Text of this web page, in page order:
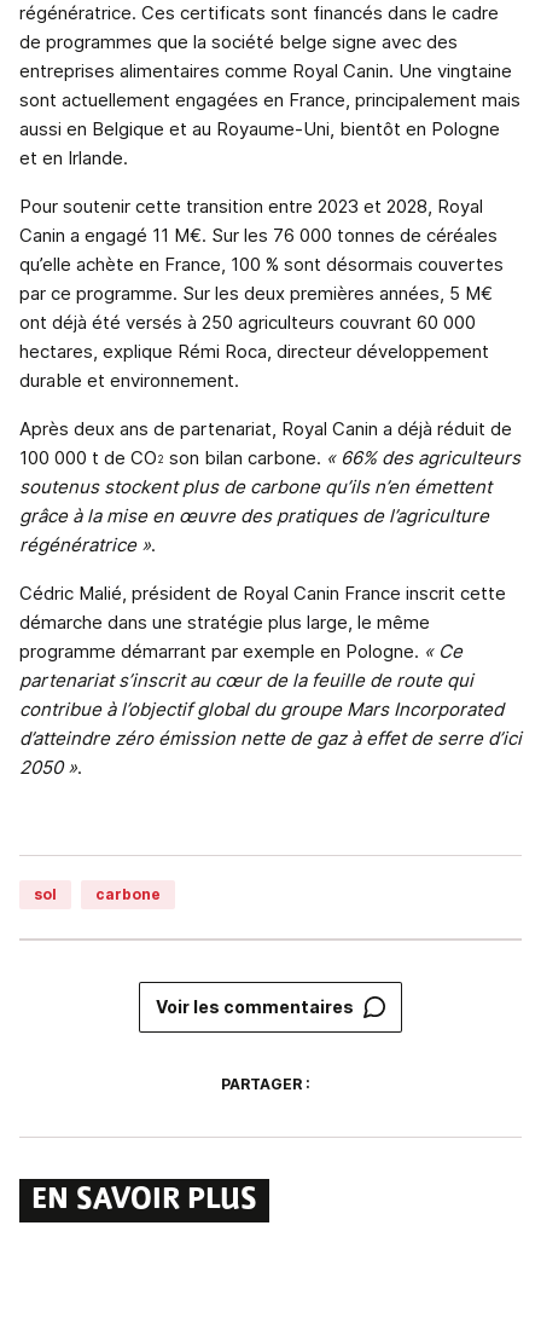
régénératrice. Ces certificats sont financés dans le cadre
de programmes que la société belge signe avec des
entreprises alimentaires comme Royal Canin. Une vingtaine
sont actuellement engagées en France, principalement mais
aussi en Belgique et au Royaume-Uni, bientôt en Pologne
et en Irlande.
Pour soutenir cette transition entre 2023 et 2028, Royal
Canin a engagé 11 M€. Sur les 76 000 tonnes de céréales
qu’elle achète en France, 100 % sont désormais couvertes
par ce programme. Sur les deux premières années, 5 M€
ont déjà été versés à 250 agriculteurs couvrant 60 000
hectares, explique Rémi Roca, directeur développement
durable et environnement.
Après deux ans de partenariat, Royal Canin a déjà réduit de
100 000 t de CO 2 son bilan carbone. « 66% des agriculteurs
soutenus stockent plus de carbone qu’ils n’en émettent
grâce à la mise en œuvre des pratiques de l’agriculture
régénératrice ».
Cédric Malié, président de Royal Canin France inscrit cette
démarche dans une stratégie plus large, le même
programme démarrant par exemple en Pologne. « Ce
partenariat s’inscrit au cœur de la feuille de route qui
contribue à l’objectif global du groupe Mars Incorporated
d’atteindre zéro émission nette de gaz à effet de serre d’ici
2050 ».
sol carbone
Voir les commentaires
PARTAGER :
EN SAVOIR PLUS